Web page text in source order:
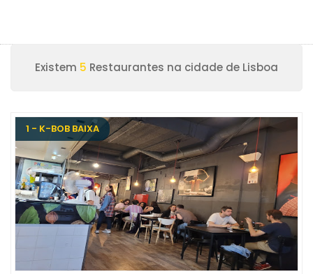
Existem 5 Restaurantes na cidade de Lisboa
1 - K-BOB BAIXA